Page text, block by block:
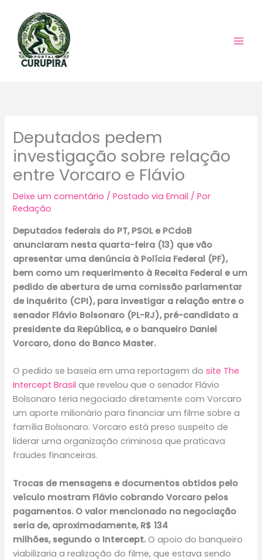
conteúdo
Deputados pedem
investigação sobre relação
entre Vorcaro e Flávio
Deixe um comentário /Postado via Email / Por
Redação
Deputados federais do PT, PSOL e PCdoB
anunciaram nesta quarta-feira (13) que vão
apresentar uma denúncia à Polícia Federal (PF),
bem como um requerimento à Receita Federal e um
pedido de abertura de uma comissão parlamentar
de inquérito (CPI), para investigar a relação entre o
senador Flávio Bolsonaro (PL-RJ), pré-candidato a
presidente da República, e o banqueiro Daniel
Vorcaro, dono do Banco Master.
O pedido se baseia em uma reportagem dosite The
Intercept Brasil que revelou que o senador Flávio
Bolsonaro teria negociado diretamente com Vorcaro
um aporte milionário para financiar um filme sobre a
família Bolsonaro. Vorcaro está preso suspeito de
liderar uma organização criminosa que praticava
fraudes financeiras.
Trocas de mensagens e documentos obtidos pelo
veículo mostram Flávio cobrando Vorcaro pelos
pagamentos. O valor mencionado na negociação
seria de, aproximadamente, R$ 134
milhões, segundo o Intercept.O apoio do banqueiro
viabilizaria a realização do filme, que estava sendo